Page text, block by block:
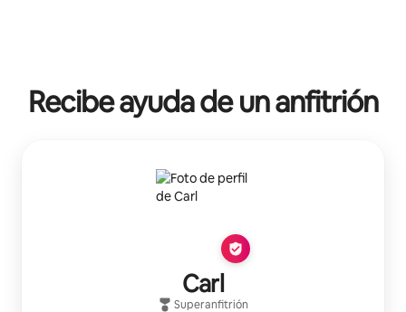
Recibe ayuda de un anfitrión
Carl
Superanfitrión